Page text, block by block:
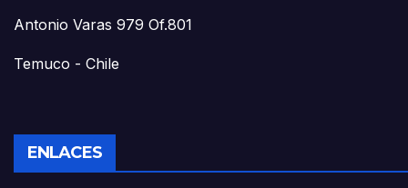
Antonio Varas 979 Of.801
Temuco - Chile
ENLACES